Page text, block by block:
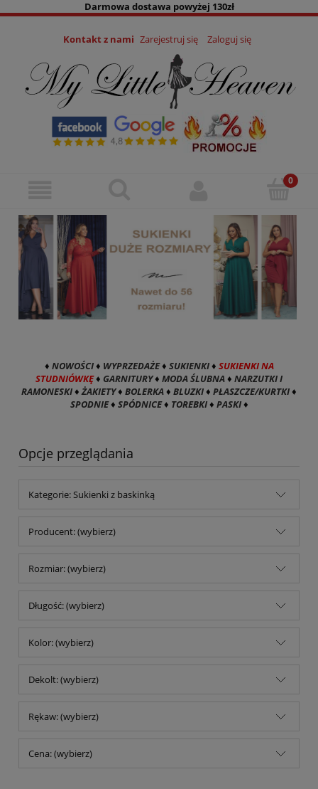
Darmowa dostawa powyżej 130zł
Kontakt z nami Zarejestruj się Zaloguj się
♦ NOWOŚCI♦ WYPRZEDAŻE♦ SUKIENKI♦ SUKIENKI NA
STUDNIÓWKĘ♦ GARNITURY♦ MODA ŚLUBNA♦ NARZUTKI I
RAMONESKI♦ŻAKIETY♦ BOLERKA♦ BLUZKI♦ PŁASZCZE/KURTKI♦
SPODNIE♦ SPÓDNICE♦ TOREBKI♦ PASKI♦
Opcje przeglądania
Kategorie: Sukienki z baskinką
Producent: (wybierz)
Rozmiar: (wybierz)
Długość: (wybierz)
Kolor: (wybierz)
Dekolt: (wybierz)
Rękaw: (wybierz)
Cena: (wybierz)